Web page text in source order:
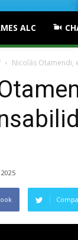
ALC
Nicolás Otamendi,